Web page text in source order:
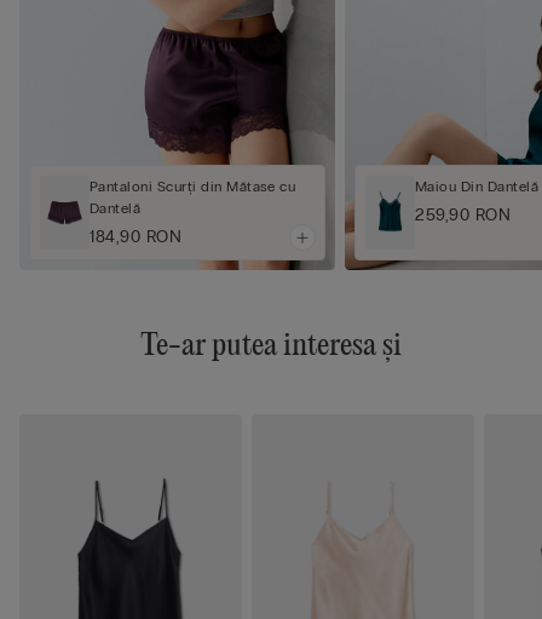
Pantaloni Scurți din Mătase cu
Dantelă
184,90 RON
Maiou Din
259,90 RON
Te-ar putea interesa și